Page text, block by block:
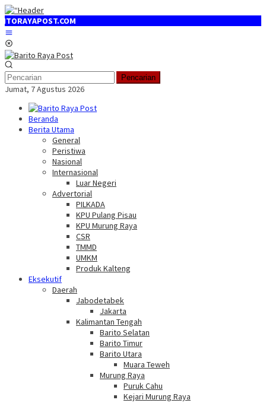
Loncat
ke
konten
Pencarian
Jumat, 7 Agustus 2026
Beranda
Berita Utama
General
Peristiwa
Nasional
Internasional
Luar Negeri
Advertorial
PILKADA
KPU Pulang Pisau
KPU Murung Raya
CSR
TMMD
UMKM
Produk Kalteng
Eksekutif
Daerah
Jabodetabek
Jakarta
Kalimantan Tengah
Barito Selatan
Barito Timur
Barito Utara
Muara Teweh
Murung Raya
Puruk Cahu
Kejari Murung Raya